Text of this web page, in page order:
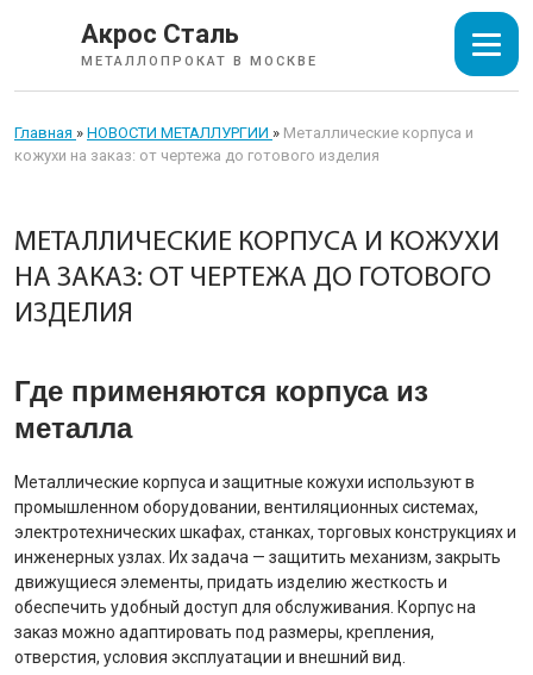
Акрос Сталь
МЕТАЛЛОПРОКАТ В МОСКВЕ
Главная » НОВОСТИ МЕТАЛЛУРГИИ » Металлические корпуса и
кожухи на заказ: от чертежа до готового изделия
МЕТАЛЛИЧЕСКИЕ КОРПУСА И КОЖУХИ
НА ЗАКАЗ: ОТ ЧЕРТЕЖА ДО ГОТОВОГО
ИЗДЕЛИЯ
Где применяются корпуса из
металла
Металлические корпуса и защитные кожухи используют в
промышленном оборудовании, вентиляционных системах,
электротехнических шкафах, станках, торговых конструкциях и
инженерных узлах. Их задача — защитить механизм, закрыть
движущиеся элементы, придать изделию жесткость и
обеспечить удобный доступ для обслуживания. Корпус на
заказ можно адаптировать под размеры, крепления,
отверстия, условия эксплуатации и внешний вид.